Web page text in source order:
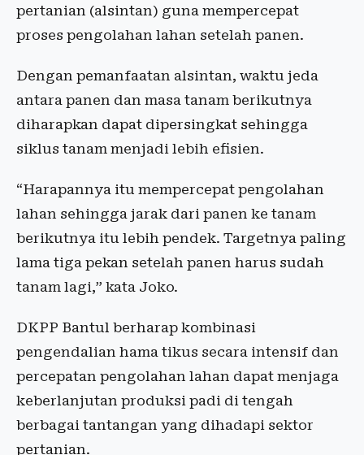
pertanian (alsintan) guna mempercepat
proses pengolahan lahan setelah panen.
Dengan pemanfaatan alsintan, waktu jeda
antara panen dan masa tanam berikutnya
diharapkan dapat dipersingkat sehingga
siklus tanam menjadi lebih efisien.
“Harapannya itu mempercepat pengolahan
lahan sehingga jarak dari panen ke tanam
berikutnya itu lebih pendek. Targetnya paling
lama tiga pekan setelah panen harus sudah
tanam lagi,” kata Joko.
DKPP Bantul berharap kombinasi
pengendalian hama tikus secara intensif dan
percepatan pengolahan lahan dapat menjaga
keberlanjutan produksi padi di tengah
berbagai tantangan yang dihadapi sektor
pertanian.